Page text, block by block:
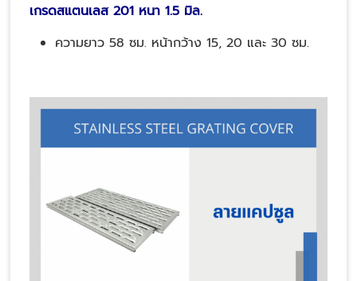
เกรดสแตนเลส 201 หนา 1.5 มิล.
ความยาว 58 ซม. หน้ากว้าง 15, 20 และ 30 ซม.